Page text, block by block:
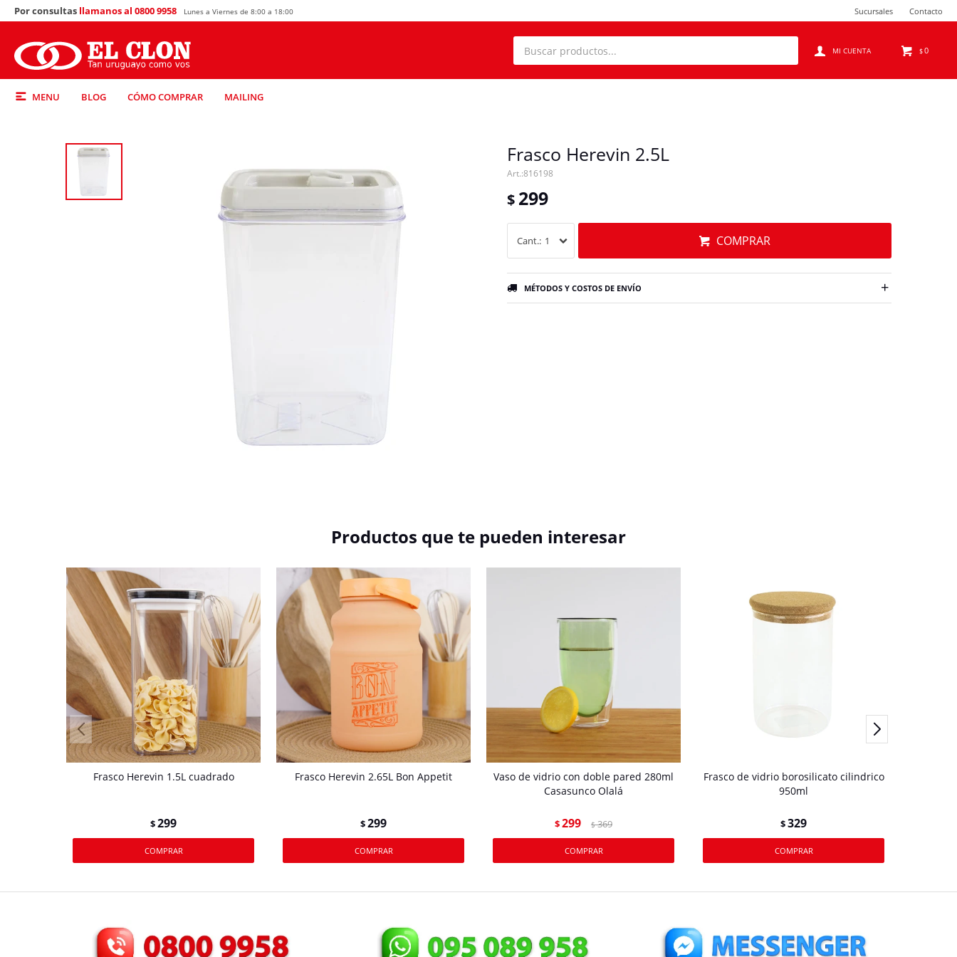
MENU BLOG CÓMO COMPRAR MAILING
$0
Por consultas llamanos al 0800 9958 Lunes a Viernes de 8:00 a 18:00 Sucursales Contacto
Frasco Herevin 2.5L
816198
$ 299
1 COMPRAR
MÉTODOS Y COSTOS DE ENVÍO
Productos que te pueden interesar
Frasco Herevin 1.5L cuadrado
$299
Frasco Herevin 2.65L Bon Appetit
$299
Vaso de vidrio con doble pared 280ml
Casasunco Olalá
$299 $ 369
Frasco de vidrio borosilicato cilindrico
950ml
$329